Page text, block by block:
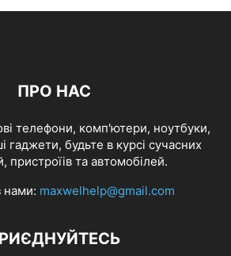
ПРО НАС
телефони, комп'ютери, ноутбуки,
гаджети, будьте в курсі сучасних
пристроїів та автомобілей.
нами: maxwelhelp@gmail.com